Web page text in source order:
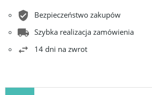
Bezpieczeństwo zakupów
Szybka realizacja zamówienia
14 dni na zwrot